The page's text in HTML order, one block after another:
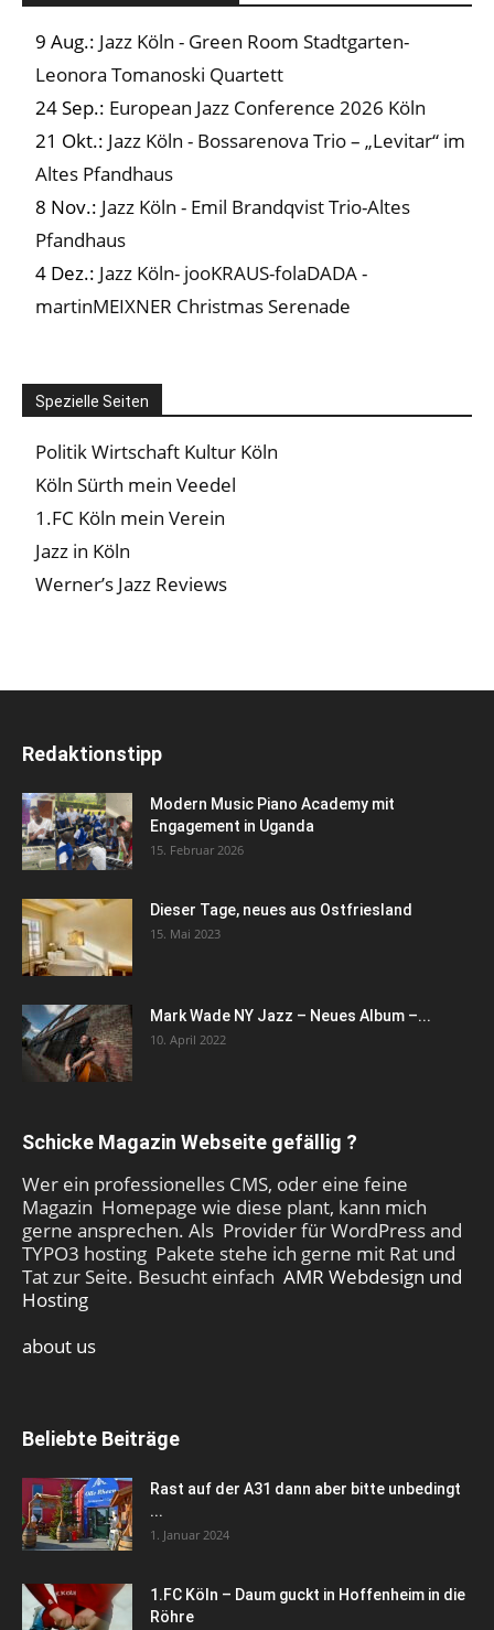
9 Aug.: Jazz Köln - Green Room Stadtgarten-
Leonora Tomanoski Quartett
24 Sep.: European Jazz Conference 2026 Köln
21 Okt.: Jazz Köln - Bossarenova Trio – „Levitar“ im
Altes Pfandhaus
8 Nov.: Jazz Köln - Emil Brandqvist Trio-Altes
Pfandhaus
4 Dez.: Jazz Köln- jooKRAUS-folaDADA -
martinMEIXNER Christmas Serenade
Spezielle Seiten
Politik Wirtschaft Kultur Köln
Köln Sürth mein Veedel
1.FC Köln mein Verein
Jazz in Köln
Werner’s Jazz Reviews
Redaktionstipp
Modern Music Piano Academy mit
Engagement in Uganda
15. Februar 2026
Dieser Tage, neues aus Ostfriesland
15. Mai 2023
Mark Wade NY Jazz – Neues Album –...
10. April 2022
Schicke Magazin Webseite gefällig ?
Wer ein professionelles CMS, oder eine feine
Magazin Homepage wie diese plant, kann mich
gerne ansprechen. Als Provider für WordPress and
TYPO3 hosting Pakete stehe ich gerne mit Rat und
Tat zur Seite. Besucht einfach AMR Webdesign und
Hosting
about us
Beliebte Beiträge
Rast auf der A31 dann aber bitte unbedingt
...
1. Januar 2024
1.FC Köln – Daum guckt in Hoffenheim in die
Röhre